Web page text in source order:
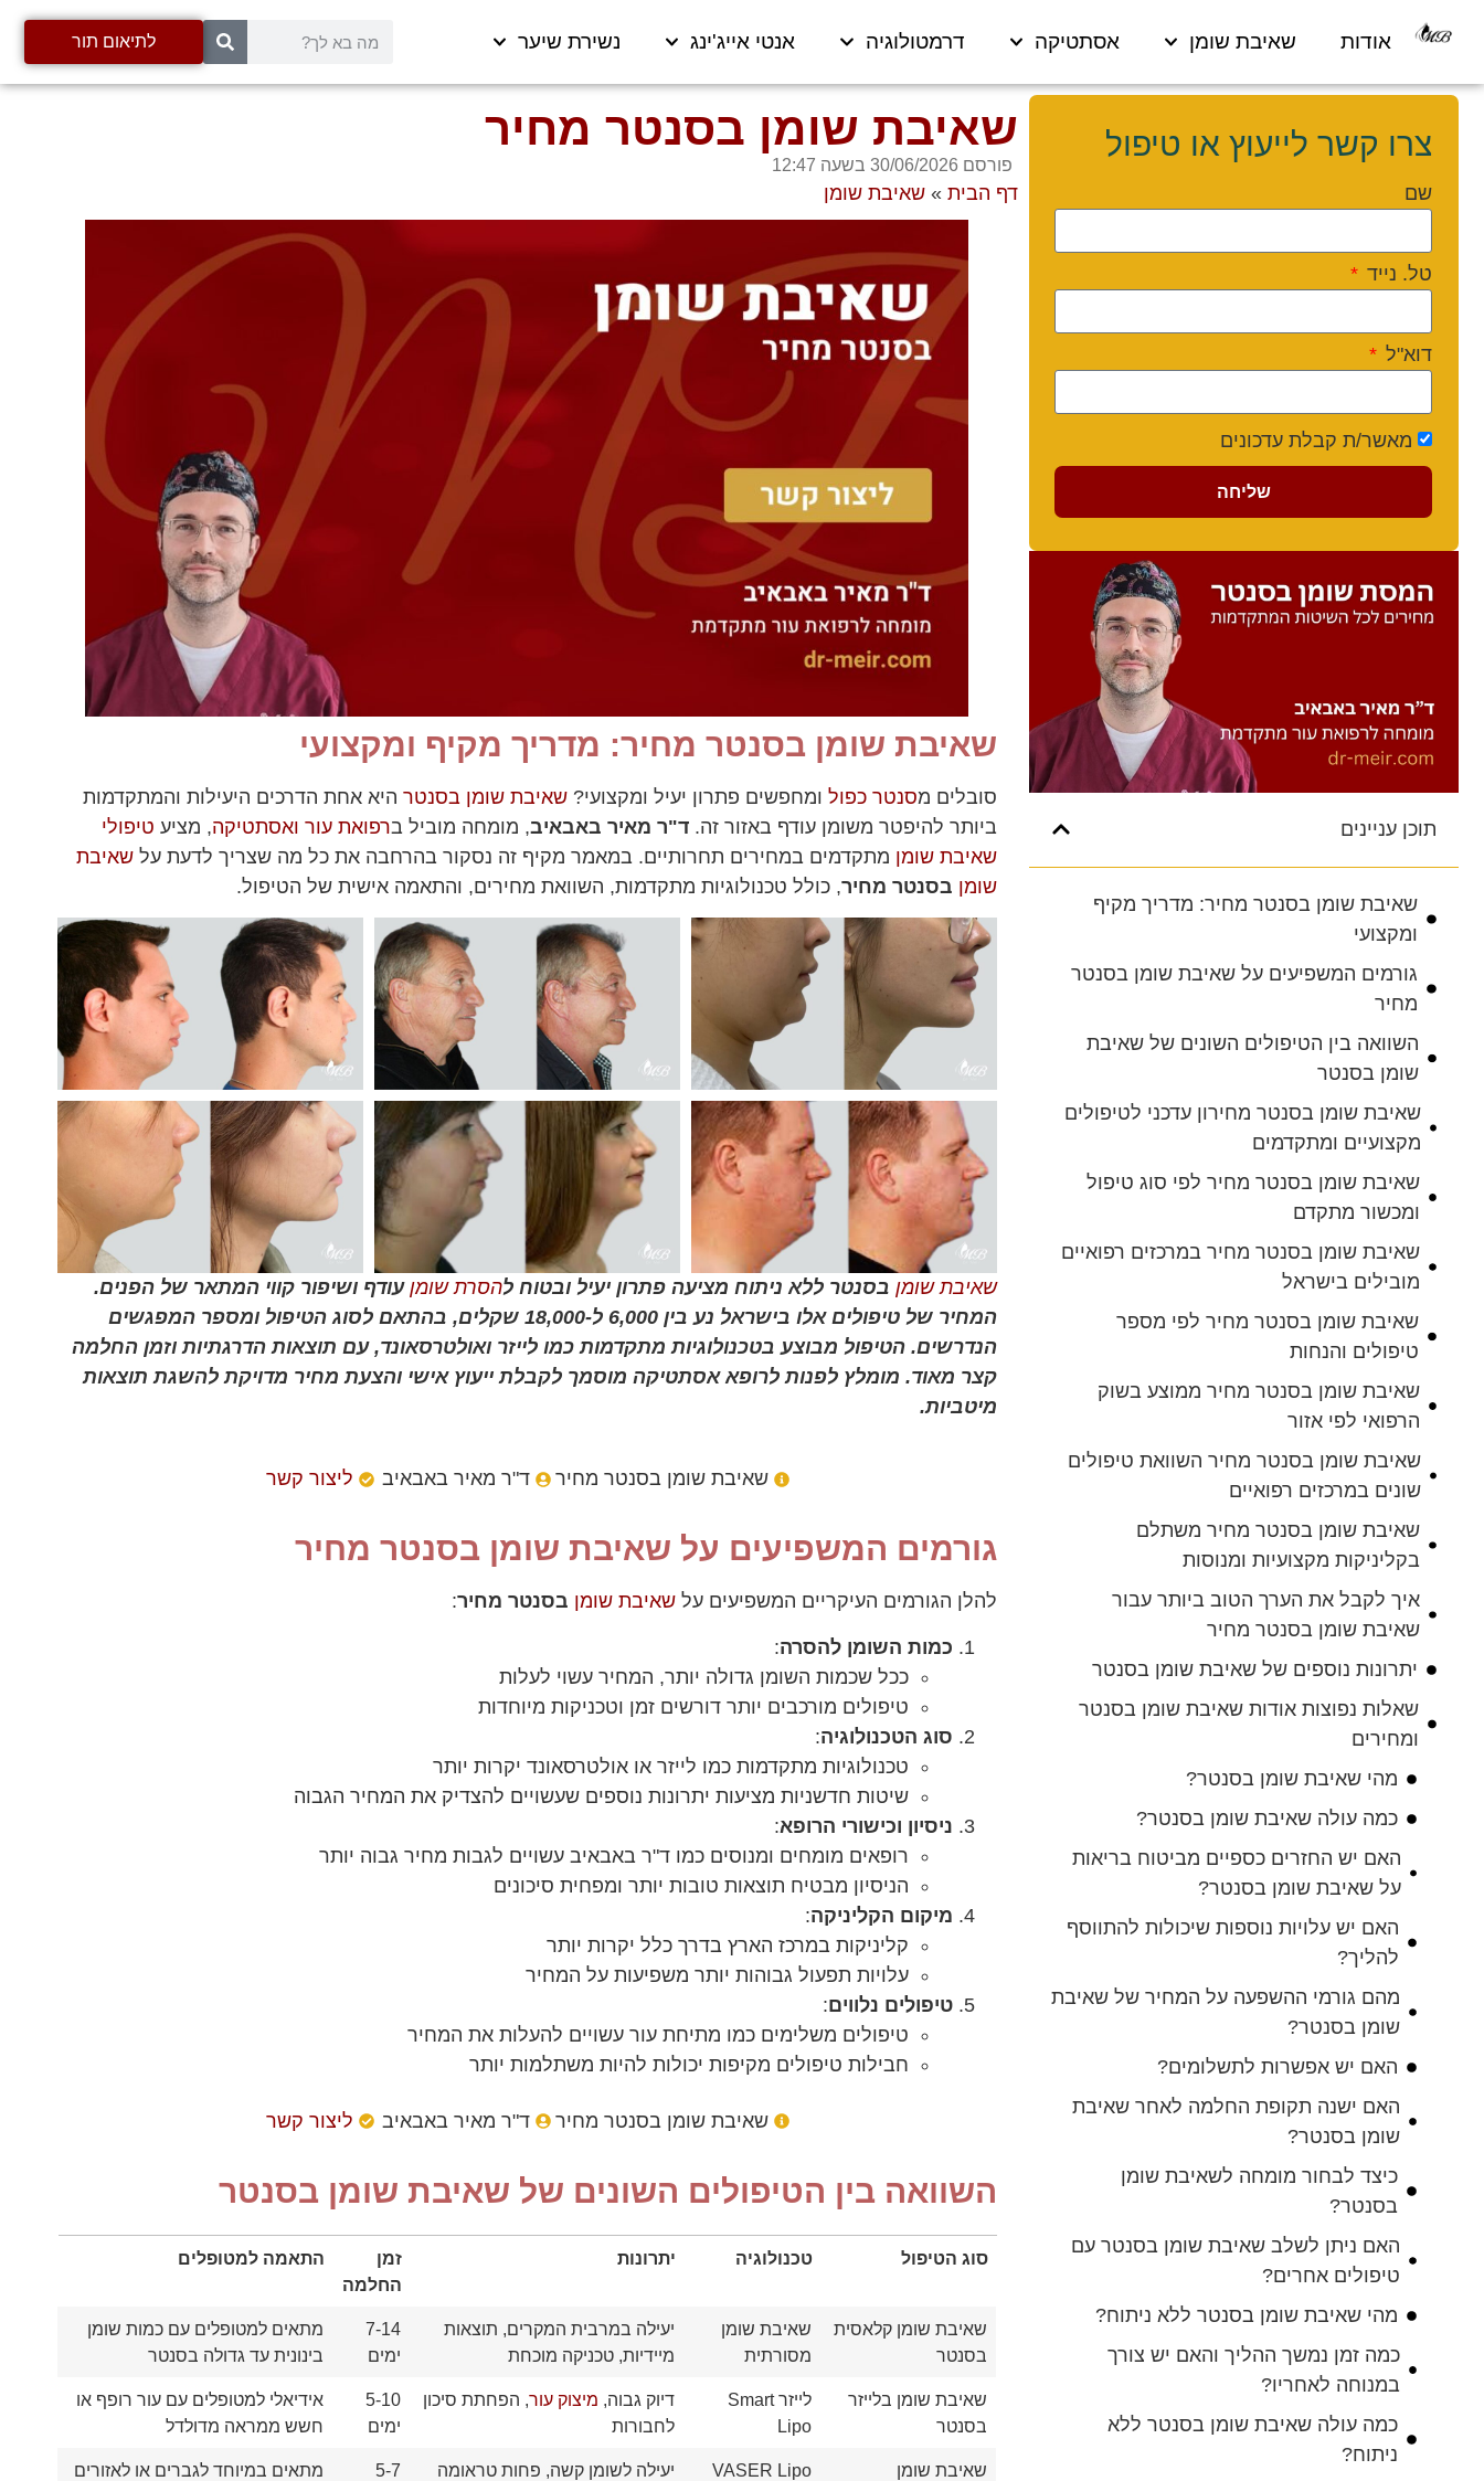
אודות שאיבת שומן אסתטיקה דרמטולוגיה אנטי אייג'ינג נשירת שיער לתיאום תור
צרו קשר לייעוץ או טיפול
שם
טל. נייד
דוא"ל
מאשר/ת קבלת עדכונים
שליחה
תוכן עניינים
שאיבת שומן בסנטר מחיר: מדריך מקיף
ומקצועי
גורמים המשפיעים על שאיבת שומן בסנטר
מחיר
השוואה בין הטיפולים השונים של שאיבת
שומן בסנטר
שאיבת שומן בסנטר מחירון עדכני לטיפולים
מקצועיים ומתקדמים
שאיבת שומן בסנטר מחיר לפי סוג טיפול
ומכשור מתקדם
שאיבת שומן בסנטר מחיר במרכזים רפואיים
מובילים בישראל
שאיבת שומן בסנטר מחיר לפי מספר
טיפולים והנחות
שאיבת שומן בסנטר מחיר ממוצע בשוק
הרפואי לפי אזור
שאיבת שומן בסנטר מחיר השוואת טיפולים
שונים במרכזים רפואיים
שאיבת שומן בסנטר מחיר משתלם
בקליניקות מקצועיות ומנוסות
איך לקבל את הערך הטוב ביותר עבור
שאיבת שומן בסנטר מחיר
יתרונות נוספים של שאיבת שומן בסנטר
שאלות נפוצות אודות שאיבת שומן בסנטר
ומחירים
מהי שאיבת שומן בסנטר?
כמה עולה שאיבת שומן בסנטר?
האם יש החזרים כספיים מביטוח בריאות
על שאיבת שומן בסנטר?
האם יש עלויות נוספות שיכולות להתווסף
להליך?
מהם גורמי ההשפעה על המחיר של שאיבת
שומן בסנטר?
האם יש אפשרות לתשלומים?
האם ישנה תקופת החלמה לאחר שאיבת
שומן בסנטר?
כיצד לבחור מומחה לשאיבת שומן
בסנטר?
האם ניתן לשלב שאיבת שומן בסנטר עם
טיפולים אחרים?
מהי שאיבת שומן בסנטר ללא ניתוח?
כמה זמן נמשך ההליך והאם יש צורך
במנוחה לאחריו?
כמה עולה שאיבת שומן בסנטר ללא
ניתוח?
שאיבת שומן בסנטר מחיר
פורסם 30/06/2026 בשעה 12:47
דף הבית »שאיבת שומן
שאיבת שומן בסנטר מחיר: מדריך מקיף ומקצועי
סובלים מסנטר כפול ומחפשים פתרון יעיל ומקצועי?שאיבת שומן בסנטר היא אחת הדרכים היעילות והמתקדמות
ביותר להיפטר משומן עודף באזור זה.ד"ר מאיר באבאיב, מומחה מוביל ברפואת עור ואסתטיקה, מציע טיפולי
שאיבת שומן מתקדמים במחירים תחרותיים. במאמר מקיף זה נסקור בהרחבה את כל מה שצריך לדעת עלשאיבת
שומן בסנטר מחיר, כולל טכנולוגיות מתקדמות, השוואת מחירים, והתאמה אישית של הטיפול.
שאיבת שומן בסנטר ללא ניתוח מציעה פתרון יעיל ובטוח להסרת שומן עודף ושיפור קווי המתאר של הפנים.
המחיר של טיפולים אלו בישראל נע בין 6,000 ל-18,000 שקלים, בהתאם לסוג הטיפול ומספר המפגשים
הנדרשים. הטיפול מבוצע בטכנולוגיות מתקדמות כמו לייזר ואולטרסאונד, עם תוצאות הדרגתיות וזמן החלמה
קצר מאוד. מומלץ לפנות לרופא אסתטיקה מוסמך לקבלת ייעוץ אישי והצעת מחיר מדויקת להשגת תוצאות
מיטביות.
שאיבת שומן בסנטר מחיר ד"ר מאיר באבאיב ליצור קשר
גורמים המשפיעים על שאיבת שומן בסנטר מחיר
להלן הגורמים העיקריים המשפיעים עלשאיבת שומן בסנטר מחיר:
כמות השומן להסרה:
ככל שכמות השומן גדולה יותר, המחיר עשוי לעלות
טיפולים מורכבים יותר דורשים זמן וטכניקות מיוחדות
סוג הטכנולוגיה:
טכנולוגיות מתקדמות כמו לייזר או אולטרסאונד יקרות יותר
שיטות חדשניות מציעות יתרונות נוספים שעשויים להצדיק את המחיר הגבוה
ניסיון וכישורי הרופא:
רופאים מומחים ומנוסים כמו ד"ר באבאיב עשויים לגבות מחיר גבוה יותר
הניסיון מבטיח תוצאות טובות יותר ומפחית סיכונים
מיקום הקליניקה:
קליניקות במרכז הארץ בדרך כלל יקרות יותר
עלויות תפעול גבוהות יותר משפיעות על המחיר
טיפולים נלווים:
טיפולים משלימים כמו מתיחת עור עשויים להעלות את המחיר
חבילות טיפולים מקיפות יכולות להיות משתלמות יותר
שאיבת שומן בסנטר מחיר ד"ר מאיר באבאיב ליצור קשר
השוואה בין הטיפולים השונים של שאיבת שומן בסנטר
סוג הטיפול טכנולוגיה יתרונות
זמן
החלמה
התאמה למטופלים
סוג הטיפול טכנולוגיה יתרונות
זמן
החלמה
התאמה למטופלים
שאיבת שומן קלאסית
בסנטר
שאיבת שומן
מסורתית
יעילה במרבית המקרים, תוצאות
מיידיות, טכניקה מוכחת
7-14
ימים
מתאים למטופלים עם כמות שומן
בינונית עד גדולה בסנטר
שאיבת שומן בלייזר
בסנטר
לייזר Smart
Lipo
דיוק גבוה, מיצוק עור, הפחתת סיכון
לחבורות
5-10
ימים
אידיאלי למטופלים עם עור רופף או
חשש ממראה מדולדל
שאיבת שומן
VASER Lipo
יעילה לשומן קשה, פחות טראומה
5-7
מתאים במיוחד לגברים או לאזורים